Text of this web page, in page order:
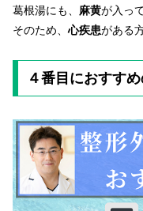
葛根湯にも、 麻黄が入っ
そのため、 心疾患がある
４番目におすす